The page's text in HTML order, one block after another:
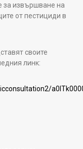
за извършване на
от пестициди в
своите
линк: